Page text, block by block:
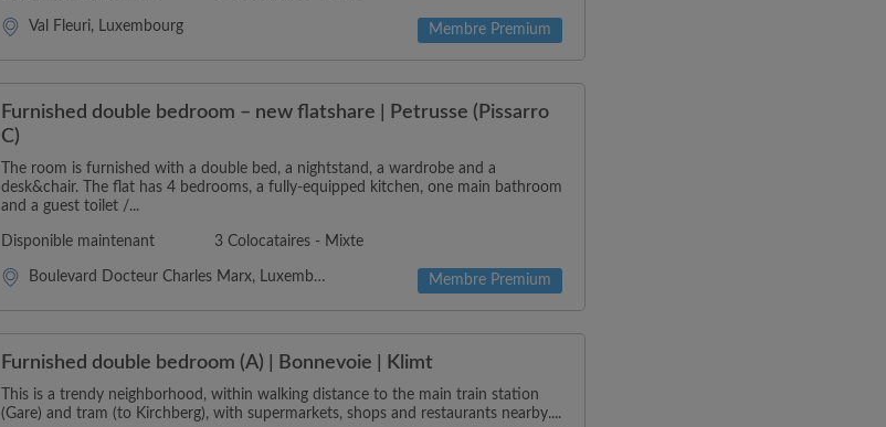
Val Fleuri, Luxembourg Membre Premium
Furnished double bedroom – new flatshare | Petrusse (Pissarro
C)
The room is furnished with a double bed, a nightstand, a wardrobe and a
desk&chair. The flat has 4 bedrooms, a fully-equipped kitchen, one main bathroom
and a guest toilet /...
Disponible maintenant 3 Colocataires - Mixte
Boulevard Docteur Charles Marx, Luxembourg Membre Premium
Furnished double bedroom (A) | Bonnevoie | Klimt
This is a trendy neighborhood, within walking distance to the main train station
(Gare) and tram (to Kirchberg), with supermarkets, shops and restaurants nearby....